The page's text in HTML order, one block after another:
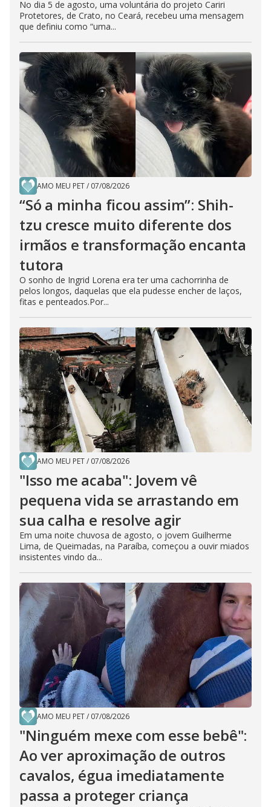
No dia 5 de agosto, uma voluntária do projeto Cariri
Protetores, de Crato, no Ceará, recebeu uma mensagem
que definiu como “uma...
AMO MEU PET/ 07/08/2026
“Só a minha ficou assim”: Shih-
tzu cresce muito diferente dos
irmãos e transformação encanta
tutora
O sonho de Ingrid Lorena era ter uma cachorrinha de
pelos longos, daquelas que ela pudesse encher de laços,
fitas e penteados.Por...
AMO MEU PET/ 07/08/2026
"Isso me acaba": Jovem vê
pequena vida se arrastando em
sua calha e resolve agir
Em uma noite chuvosa de agosto, o jovem Guilherme
Lima, de Queimadas, na Paraíba, começou a ouvir miados
insistentes vindo da...
AMO MEU PET/ 07/08/2026
"Ninguém mexe com esse bebê":
Ao ver aproximação de outros
cavalos, égua imediatamente
passa a proteger criança